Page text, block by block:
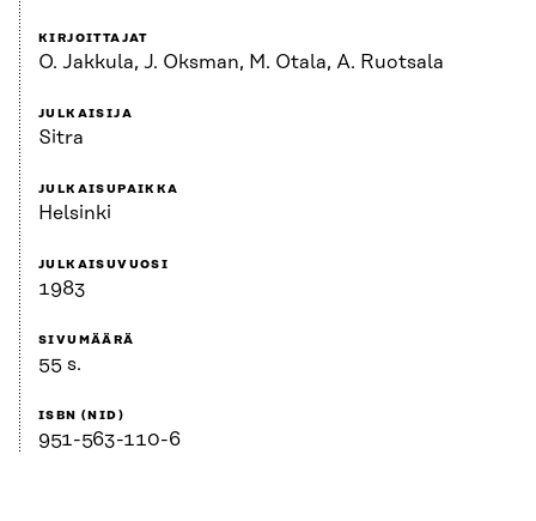
KIRJOITTAJAT
O. Jakkula, J. Oksman, M. Otala, A. Ruotsala
JULKAISIJA
Sitra
JULKAISUPAIKKA
Helsinki
JULKAISUVUOSI
1983
SIVUMÄÄRÄ
55 s.
ISBN (NID)
951-563-110-6